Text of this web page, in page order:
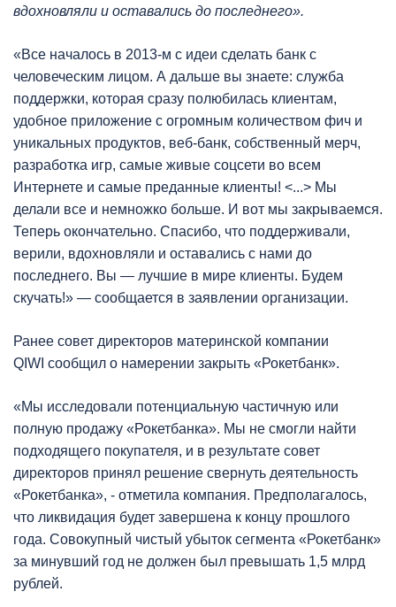
вдохновляли и оставались до последнего».
«Все началось в 2013-м с идеи сделать банк с
человеческим лицом. А дальше вы знаете: служба
поддержки, которая сразу полюбилась клиентам,
удобное приложение с огромным количеством фич и
уникальных продуктов, веб-банк, собственный мерч,
разработка игр, самые живые соцсети во всем
Интернете и самые преданные клиенты! <...> Мы
делали все и немножко больше. И вот мы закрываемся.
Теперь окончательно. Спасибо, что поддерживали,
верили, вдохновляли и оставались с нами до
последнего. Вы — лучшие в мире клиенты. Будем
скучать!» — сообщается в заявлении организации.
Ранее совет директоров материнской компании
QIWI сообщил о намерении закрыть «Рокетбанк».
«Мы исследовали потенциальную частичную или
полную продажу «Рокетбанка». Мы не смогли найти
подходящего покупателя, и в результате совет
директоров принял решение свернуть деятельность
«Рокетбанка», - отметила компания. Предполагалось,
что ликвидация будет завершена к концу прошлого
года. Совокупный чистый убыток сегмента «Рокетбанк»
за минувший год не должен был превышать 1,5 млрд
рублей.